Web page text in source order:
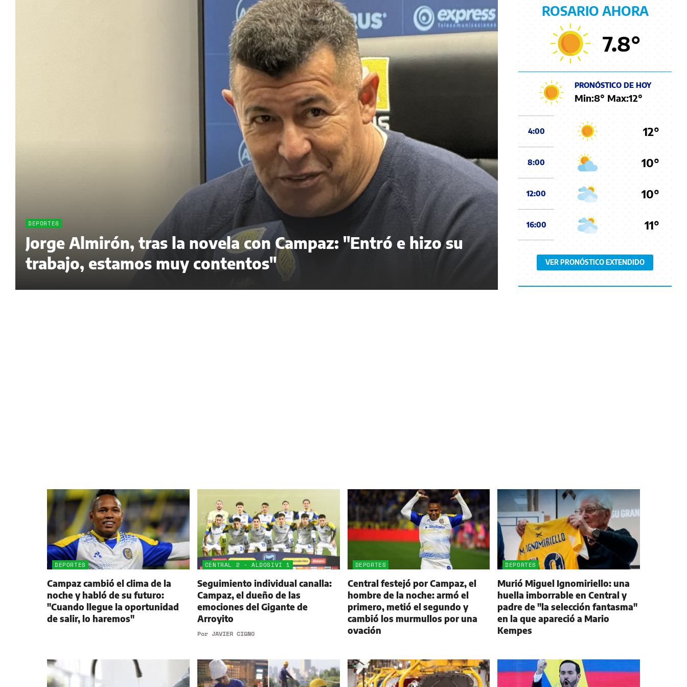
DEPORTES
Jorge Almirón, tras la novela con Campaz: "Entró e hizo su
trabajo, estamos muy contentos"
ROSARIO AHORA
7.8°
PRONÓSTICO DE HOY
Min:8° Max:12°
4:00 12°
8:00 10°
12:00 10°
16:00 11°
VER PRONÓSTICO EXTENDIDO
DEPORTES
Campaz cambió el clima de la
noche y habló de su futuro:
"Cuando llegue la oportunidad
de salir, lo haremos"
CENTRAL 2 - ALDOSIVI 1
Seguimiento individual canalla:
Campaz, el dueño de las
emociones del Gigante de
Arroyito
Por JAVIER CIGNO
DEPORTES
Central festejó por Campaz, el
hombre de la noche: armó el
primero, metió el segundo y
cambió los murmullos por una
ovación
DEPORTES
Murió Miguel Ignomiriello: una
huella imborrable en Central y
padre de "la selección fantasma"
en la que apareció a Mario
Kempes